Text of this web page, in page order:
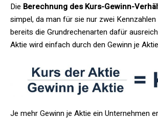
Die Berechnung des Kurs-Gewinn-
simpel, da man für sie nur zwei
bereits die Grundrechenarten dafür
Aktie wird einfach durch den Gewinn je
Je mehr Gewinn je Aktie ein Unternehmen